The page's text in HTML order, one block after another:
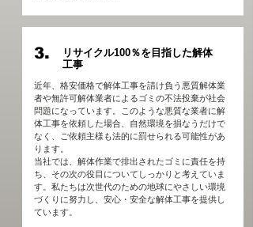
3.
リサイクル100％を目指した解体
工事
近年、格安価格で解体工事を請け負う悪質解体業
者や無許可解体業者によるゴミの不法投棄が社会
問題になっています。このような悪質な業者に解
体工事を依頼した場合、自然環境を損なうだけで
なく、ご依頼主様も法的に罰せられる可能性があ
ります。
当社では、解体作業で排出されたゴミに責任を持
ち、その次の役目についてしっかりと考えていま
す。私たちは次世代のための地球にやさしい環境
づくりに努力し、安心・安全な解体工事を提供し
ています。